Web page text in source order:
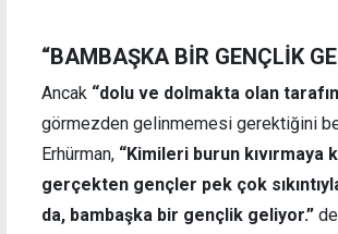
“BAMBAŞKA BİR GENÇLİK
Ancak “dolu ve dolmakta olan
görmezden gelinmemesi gerektiğini
Erhürman, “Kimileri burun kıvırmaya
gerçekten gençler pek çok
da, bambaşka bir gençlik geliyor.”